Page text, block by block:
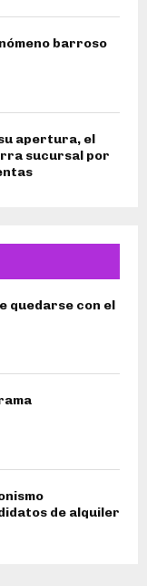
barroso
apertura, el
sucursal por
quedarse con el
de alquiler